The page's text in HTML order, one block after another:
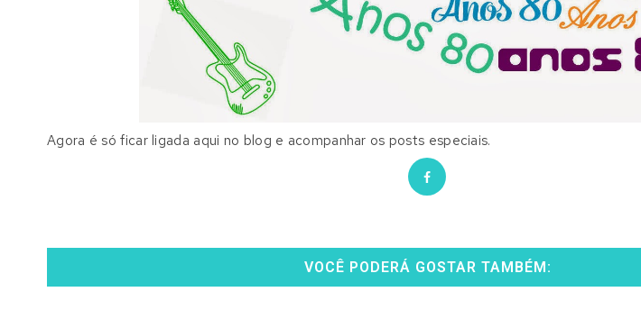
Agora é só ficar ligada aqui no blog e acompanhar os posts especiais.
VOCÊ PODERÁ GOSTAR TAMBÉM: